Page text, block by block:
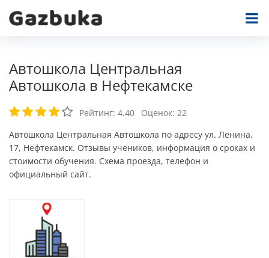
Автошкола Центральная
Автошкола в Нефтекамске
Рейтинг: 4.40 Оценок: 22
Автошкола Центральная Автошкола по адресу ул. Ленина,
17, Нефтекамск. Отзывы учеников, информация о сроках и
стоимости обучения. Схема проезда, телефон и
официальный сайт.